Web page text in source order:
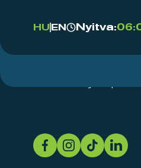
HU EN Nyitva: